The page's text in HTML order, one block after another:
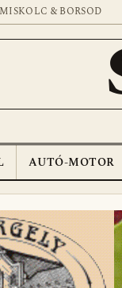
& BORSOD
AUTÓ-MOTOR